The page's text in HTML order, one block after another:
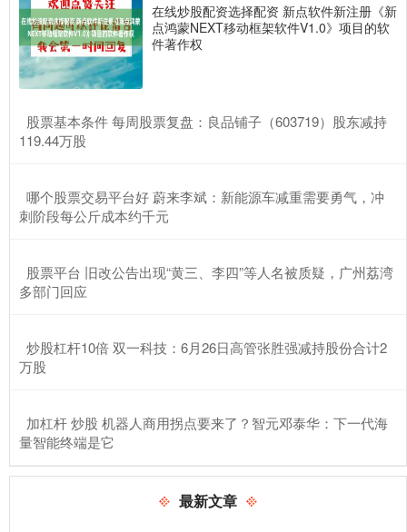
在线炒股配资选择配资 新点软件新注册《新
点鸿蒙NEXT移动框架软件V1.0》项目的软
件著作权
​股票基本条件 每周股票复盘：良品铺子（603719）股东减持
119.44万股
​哪个股票交易平台好 蔚来李斌：新能源车减重需要勇气，冲
刺阶段每公斤成本约千元
​股票平台 旧改公告出现“黄三、李四”等人名被质疑，广州荔湾
多部门回应
​炒股杠杆10倍 双一科技：6月26日高管张胜强减持股份合计2
万股
​加杠杆 炒股 机器人商用拐点要来了？智元邓泰华：下一代海
量智能终端是它
最新文章